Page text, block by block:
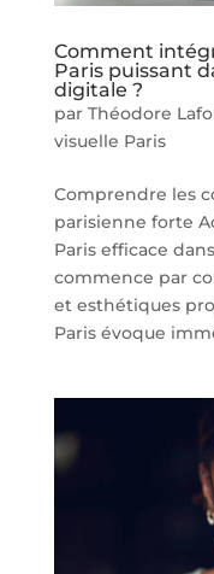
Comment
Paris puissant
digitale ?
par Théodore
visuelle Paris
Comprendre les
parisienne forte
Paris efficace
commence par
et esthétiques
Paris évoque